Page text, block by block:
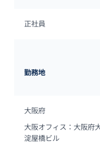
正社員
勤務地
大阪府
大阪オフィス：大阪府
淀屋橋ビル